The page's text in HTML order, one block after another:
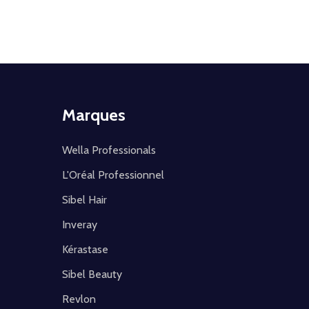
Marques
Wella Professionals
L'Oréal Professionnel
Sibel Hair
Inveray
Kérastase
Sibel Beauty
Revlon